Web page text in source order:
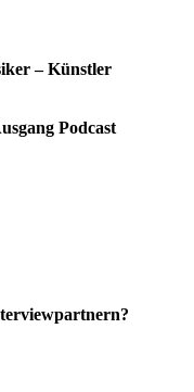
– Künstler
Podcast